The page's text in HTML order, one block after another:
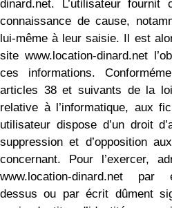
dinard.net. L’utilisateur
connaissance de cause,
lui-même à leur saisie. Il est
site www.location-dinard.net
ces informations.
articles 38 et suivants de la
relative à l’informatique, aux
utilisateur dispose d’un droit
suppression et d’opposition
concernant. Pour l’exercer,
www.location-dinard.net
dessus ou par écrit dûment